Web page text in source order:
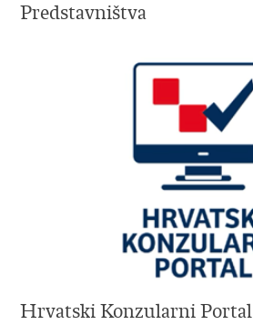
Predstavništva
Hrvatski Konzularni Portal